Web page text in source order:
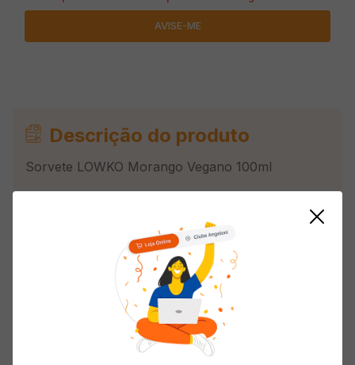
Descrição do produto
Sorvete LOWKO Morango Vegano 100ml
Informações do Produto
Vegano